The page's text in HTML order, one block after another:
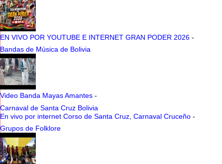
EN VIVO POR YOUTUBE E INTERNET GRAN PODER 2026 -
Bandas de Música de Bolivia
Video Banda Mayas Amantes -
Carnaval de Santa Cruz Bolivia
En vivo por internet Corso de Santa Cruz, Carnaval Cruceño -
Grupos de Folklore